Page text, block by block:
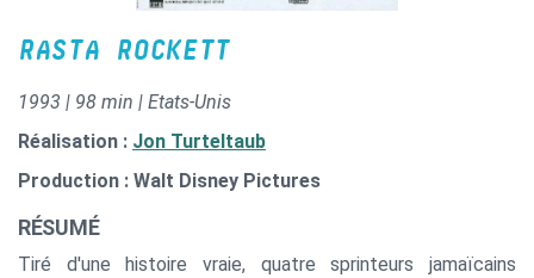
RASTA ROCKETT
1993 | 98 min | Etats-Unis
Réalisation : Jon Turteltaub
Production : Walt Disney Pictures
RÉSUMÉ
Tiré d'une histoire vraie, quatre sprinteurs jamaïcains